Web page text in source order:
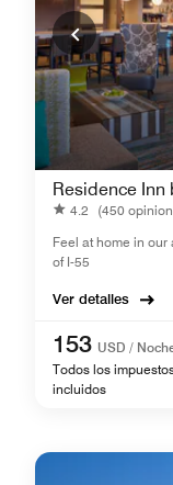
Residence
4.2 (450
Feel at home in
of I-55
Ver detalles
153 USD /
Todos los
incluidos